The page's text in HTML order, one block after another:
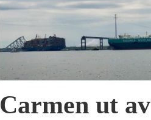
Carmen ut av